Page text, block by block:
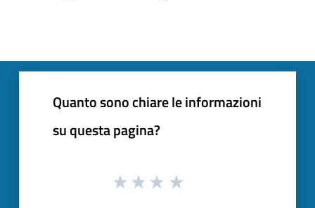
Quanto sono chiare le informazioni
su questa pagina?